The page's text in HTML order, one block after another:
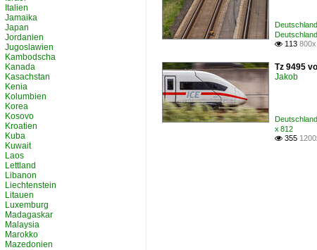
 113
Tz 9495
Jakob
x 812
 355
Italien
Jamaika
Japan
Jordanien
Jugoslawien
Kambodscha
Kanada
Kasachstan
Kenia
Kolumbien
Korea
Kosovo
Kroatien
Kuba
Kuwait
Laos
Lettland
Libanon
Liechtenstein
Litauen
Luxemburg
Madagaskar
Malaysia
Marokko
Mazedonien